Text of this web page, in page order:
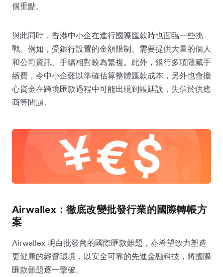
個重點。
與此同時，香港中小企在進行國際匯款時也面臨一些挑
戰。例如，受銀行設置的金額限制、需要提供大量的個人
和公司資訊、手續相對較為繁複。此外，銀行多項隱藏手
續費，令中小企難以準確估算整體匯款成本，另外也會擔
心資金在跨境匯款過程中可能出現到帳延誤，失信於供應
商等問題。
Airwallex：徹底改變批發行業的國際轉帳方
案
Airwallex 明白批發商的國際匯款難題，亦希望致力塑造
更健康的經營環境，以安全可靠的先進金融科技，將國際
匯款難題逐一擊破。